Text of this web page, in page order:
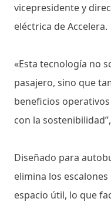
vicepresidente y
eléctrica de Accelera.
«Esta tecnología no
pasajero, sino que
beneficios
con la
Diseñado para
elimina los
espacio útil, lo que